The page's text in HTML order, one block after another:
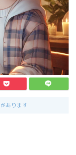
あります